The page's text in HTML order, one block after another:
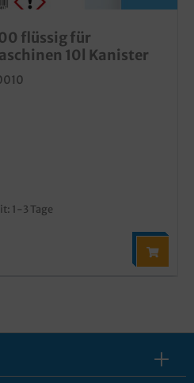
flüssig für
10l Kanister
1-3 Tage